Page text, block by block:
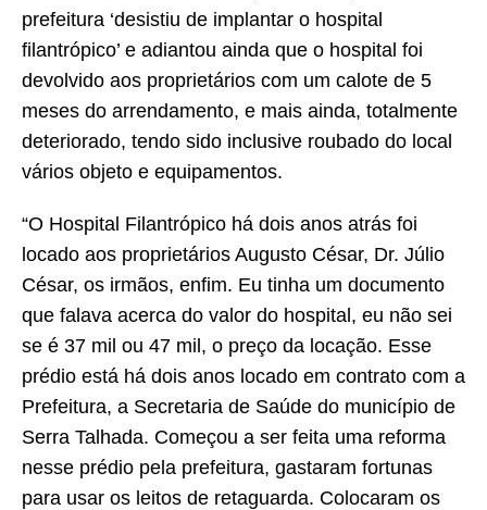
prefeitura ‘desistiu de implantar o hospital
filantrópico’ e adiantou ainda que o hospital foi
devolvido aos proprietários com um calote de 5
meses do arrendamento, e mais ainda, totalmente
deteriorado, tendo sido inclusive roubado do local
vários objeto e equipamentos.
“O Hospital Filantrópico há dois anos atrás foi
locado aos proprietários Augusto César, Dr. Júlio
César, os irmãos, enfim. Eu tinha um documento
que falava acerca do valor do hospital, eu não sei
se é 37 mil ou 47 mil, o preço da locação. Esse
prédio está há dois anos locado em contrato com a
Prefeitura, a Secretaria de Saúde do município de
Serra Talhada. Começou a ser feita uma reforma
nesse prédio pela prefeitura, gastaram fortunas
para usar os leitos de retaguarda. Colocaram os